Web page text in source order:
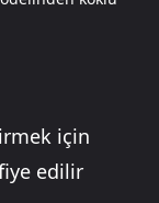
için
edilir